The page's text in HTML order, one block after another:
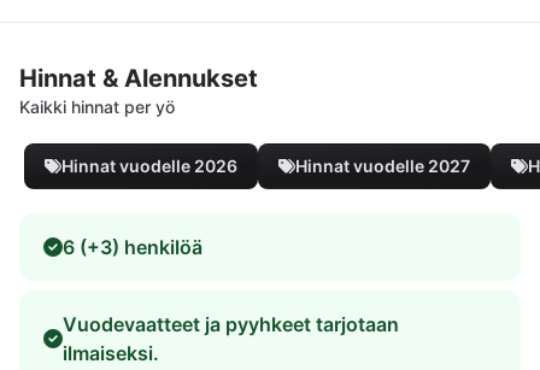
Hinnat & Alennukset
Kaikki hinnat per yö
Hinnat vuodelle 2026 Hinnat vuodelle 2027
6 (+3) henkilöä
Vuodevaatteet ja pyyhkeet tarjotaan
ilmaiseksi.